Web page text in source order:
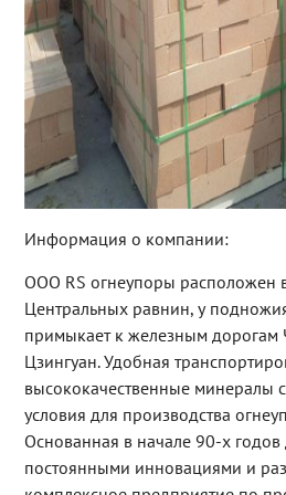
Информация о компании:
ООО RS огнеупоры расположен
Центральных равнин, у
примыкает к железным
Цзингуан. Удобная
высококачественные минералы
условия для производства
Основанная в начале 90-х годов
постоянными инновациями и